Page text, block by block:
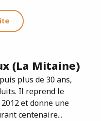
(La Mitaine)
plus de 30 ans,
Il reprend le
et donne une
centenaire...